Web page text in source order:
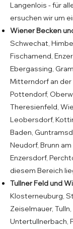
Langenlois - für
ersuchen wir um
Wiener Becken
Schwechat,
Fischamend,
Ebergassing,
Mitterndorf an der
Pottendorf,
Theresienfeld,
Leobersdorf,
Baden,
Neudorf, Brunn
Enzersdorf,
diesem Bereich
Tullner Feld und
Klosterneuburg,
Zeiselmauer,
Untertullnerbach,